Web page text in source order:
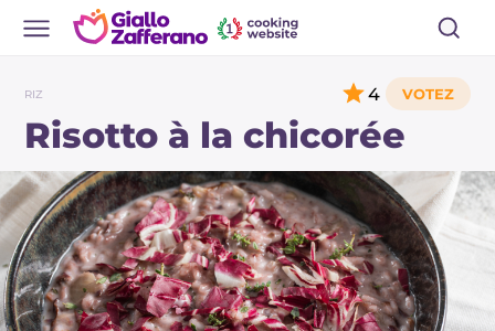
RIZ
Risotto à la chicorée
4